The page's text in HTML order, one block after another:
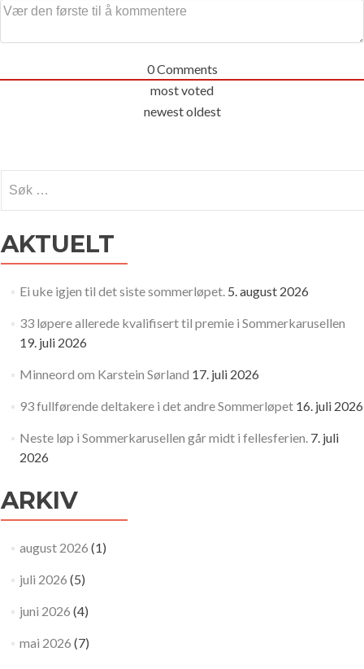
0Comments
most voted
newestoldest
etter:
AKTUELT
Ei uke igjen til det siste sommerløpet. 5. august 2026
33 løpere allerede kvalifisert til premie i Sommerkarusellen
19. juli 2026
Minneord om Karstein Sørland 17. juli 2026
93 fullførende deltakere i det andre Sommerløpet 16. juli 2026
Neste løp i Sommerkarusellen går midt i fellesferien. 7. juli
2026
ARKIV
august 2026 (1)
juli 2026 (5)
juni 2026 (4)
mai 2026 (7)